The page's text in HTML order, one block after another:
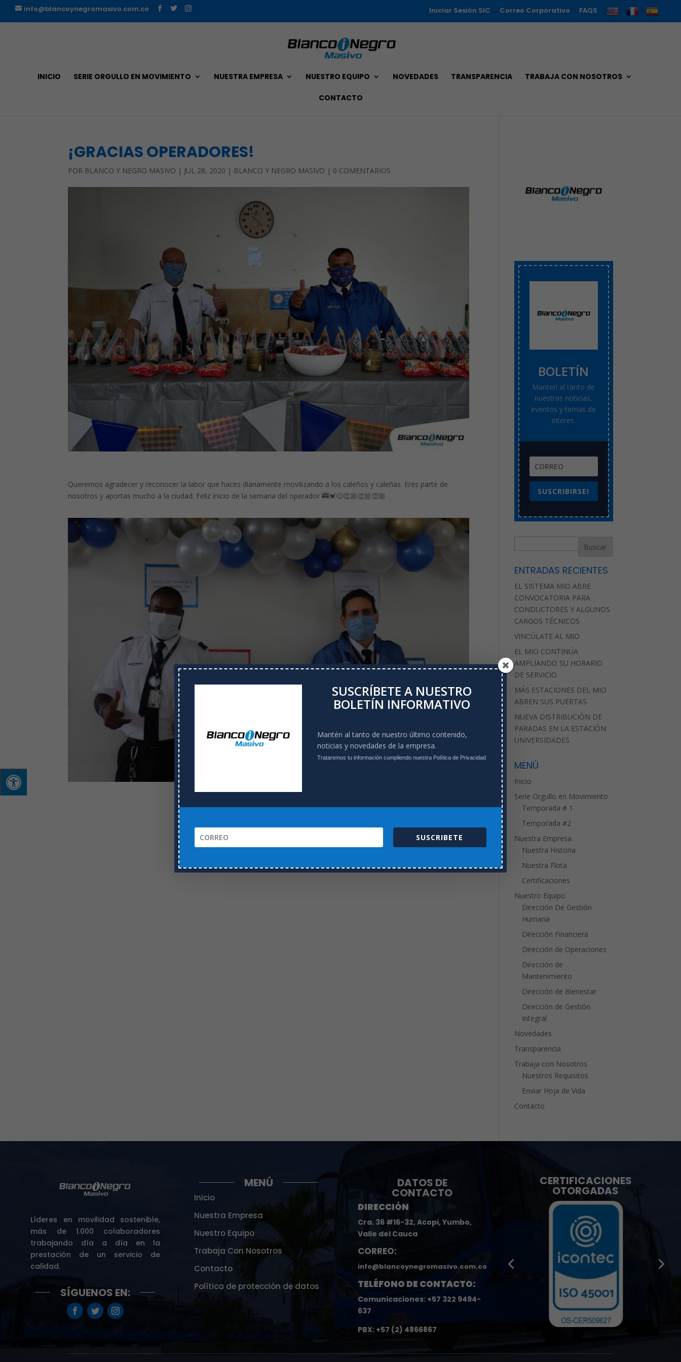
info@blancoynegromasivo.com.co Iniciar Sesión SIC Correo Corporativo FAQS
INICIO SERIE ORGULLO EN MOVIMIENTO NUESTRA EMPRESA NUESTRO EQUIPO NOVEDADES TRANSPARENCIA TRABAJA CON NOSOTROS
CONTACTO
¡GRACIAS OPERADORES!
POR BLANCO Y NEGRO MASIVO | JUL 28, 2020 | BLANCO Y NEGRO MASIVO | 0 COMENTARIOS
Queremos agradecer y reconocer la labor que haces diariamente movilizando a los caleños y caleñas. Eres parte de
nosotros y aportas mucho a la ciudad. Feliz inicio de la semana del operador🚎💓😊👏🏼👏🏼👏🏼
BOLETÍN
Manten al tanto de
nuestras noticias,
eventos y temas de
interes.
SUSCRIBIRSE!
u
s
a
r
ENTRADAS RECIENTES
EL SISTEMA MIO ABRE
CONVOCATORIA PARA
CONDUCTORES Y ALGUNOS
CARGOS TÉCNICOS
VINCÚLATE AL MIO
EL MIO CONTINÚA
AMPLIANDO SU HORARIO
DE SERVICIO
MÁS ESTACIONES DEL MIO
ABREN SUS PUERTAS
NUEVA DISTRIBUCIÓN DE
PARADAS EN LA ESTACIÓN
UNIVERSIDADES
MENÚ
Inicio
Serie Orgullo en Movimiento
Temporada # 1
Temporada #2
Nuestra Empresa
Nuestra Historia
Nuestra Flota
Certificaciones
Nuestro Equipo
Dirección De Gestión
Humana
Dirección Financiera
Dirección de Operaciones
Dirección de
Mantenimiento
Dirección de Bienestar
Dirección de Gestión
Integral
Novedades
Transparencia
Trabaja con Nosotros
Nuestros Requisitos
Enviar Hoja de Vida
Contacto
Líderes en movilidad sostenible,
más de 1.000 colaboradores
trabajando día a día en la
prestación de un servicio de
calidad.
SÍGUENOS EN:
MENÚ
Inicio
Nuestra Empresa
Nuestro Equipo
Trabaja Con Nosotros
Contacto
Política de protección de datos
DATOS DE
CONTACTO
DIRECCIÓN
Cra. 36 #16-32, Acopi, Yumbo,
Valle del Cauca
CORREO:
info@blancoynegromasivo.com.co
TELÉFONO DE CONTACTO:
Comunicaciones: +57 322 9494-
637
PBX: +57 (2) 4866867
CERTIFICACIONES
OTORGADAS
SUSCRÍBETE A NUESTRO
BOLETÍN INFORMATIVO
Mantén al tanto de nuestro último contenido,
noticias y novedades de la empresa.
Trataremos tu información cumpliendo nuestra Política de Privacidad
SUSCRIBETE